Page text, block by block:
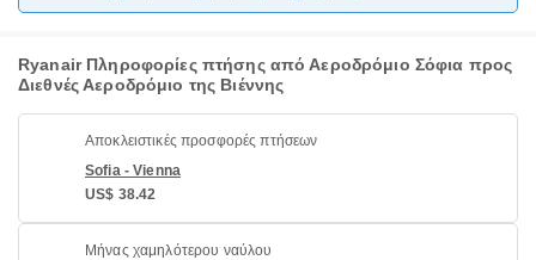
Ryanair Πληροφορίες πτήσης από Αεροδρόμιο Σόφια προς
Διεθνές Αεροδρόμιο της Βιέννης
Αποκλειστικές προσφορές πτήσεων
Sofia - Vienna
US$ 38.42
Μήνας χαμηλότερου ναύλου